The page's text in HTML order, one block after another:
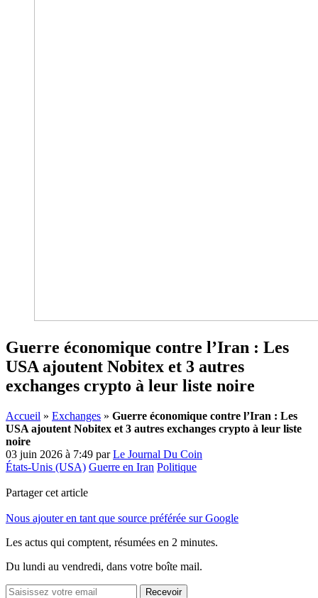
Guerre économique contre l’Iran : Les
USA ajoutent Nobitex et 3 autres
exchanges crypto à leur liste noire
Accueil » Exchanges » Guerre économique contre l’Iran : Les
USA ajoutent Nobitex et 3 autres exchanges crypto à leur liste
noire
03 juin 2026 à 7:49 parLe Journal Du Coin
États-Unis (USA) Guerre en Iran Politique
Partager cet article
Nous ajouter en tant que source préférée sur Google
Les actus qui comptent, résumées en 2 minutes.
Du lundi au vendredi, dans votre boîte mail.
Recevoir